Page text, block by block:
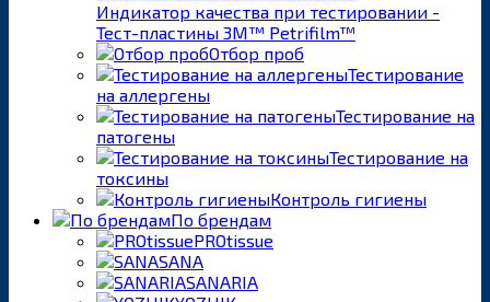
Индикатор качества при тестировании -
Тест-пластины 3M™ Petrifilm™
Отбор проб
Тестирование
на аллергены
Тестирование на
патогены
Тестирование на
токсины
Контроль гигиены
По брендам
PROtissue
SANA
SANARIA